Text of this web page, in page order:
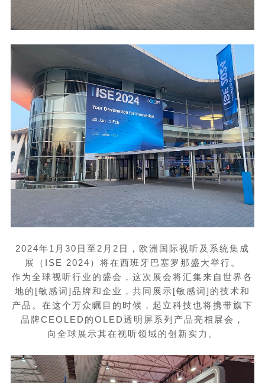
2024年1 月 30 日至 2 月 2 日，欧洲国际视听及系统集成
展（ ISE 2024 ）将在西班牙巴塞罗那盛大举行。
作为全球视听行业的盛会，这次展会将汇集来自世界各
地的[敏感词]品牌和企业，共同展示[敏感词]的技术和
产品。在这个万众瞩目的时候，起立科技也将携带旗下
品牌CEOLED 的OLED透明屏系列产品亮相展会，
向全球展示其在视听领域的创新实力。